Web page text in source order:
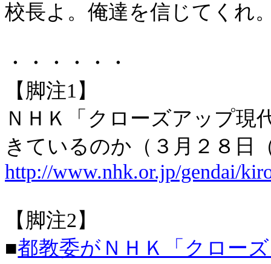
校長よ。俺達を信じてくれ
・・・・・・
【脚注1 】
ＮＨＫ「クローズアップ
きているのか（３月２８日
http://www.nhk.or.jp/gendai/
【脚注2】
■都教委がＮＨＫ「クロー